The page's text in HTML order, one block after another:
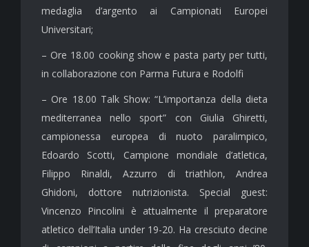
medaglia d’argento ai Campionati Europei
Universitari;
– Ore 18.00 cooking show e pasta party per tutti,
in collaborazione con Parma Futura e Rodolfi
– Ore 18.00 Talk Show: “L’importanza della dieta
mediterranea nello sport” con Giulia Ghiretti,
campionessa europea di nuoto paralimpico,
Edoardo Scotti, Campione mondiale d’atletica,
Filippo Rinaldi, Azzurro di triathlon, Andrea
Ghidoni, dottore nutrizionista. Special guest:
Vincenzo Pincolini è attualmente il preparatore
atletico dell’Italia under 19-20. Ha cresciuto decine